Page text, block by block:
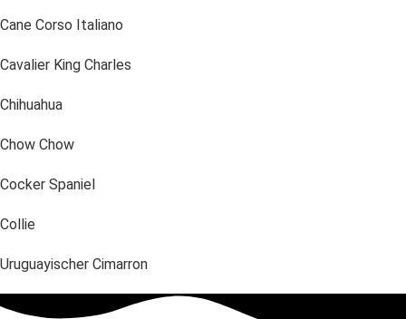
Cane Corso Italiano
Cavalier King Charles
Chihuahua
Chow Chow
Cocker Spaniel
Collie
Uruguayischer Cimarron